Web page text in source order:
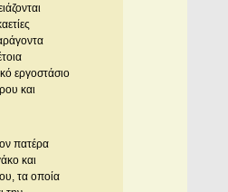
εργοστάσιο
και
πατέρα
και
τα οποία